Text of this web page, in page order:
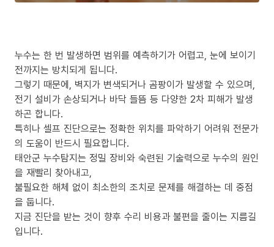
누수는 한 번 발생하면 범위를 예측하기가 어렵고, 눈에 보이기
전까지는 방치되게 됩니다.
그렇기 때문에, 벽지가 변색되거나 곰팡이가 발생할 수 있으며,
전기 설비가 손상되거나 바닥 들뜸 등 다양한 2차 피해가 발생
하곤 합니다.
특히나 셀프 진단으로는 정확한 위치를 파악하기 어려워 전문가
의 도움이 반드시 필요합니다.
태안군 누수탐지는 정밀 장비와 숙련된 기술력으로 누수의 원인
을 재빨리 찾아내고,
불필요한 해체 없이 최소한의 조치로 문제를 해결하는 데 중점
을 둡니다.
지금 진단을 받는 것이 향후 수리 비용과 불편을 줄이는 지름길
입니다.